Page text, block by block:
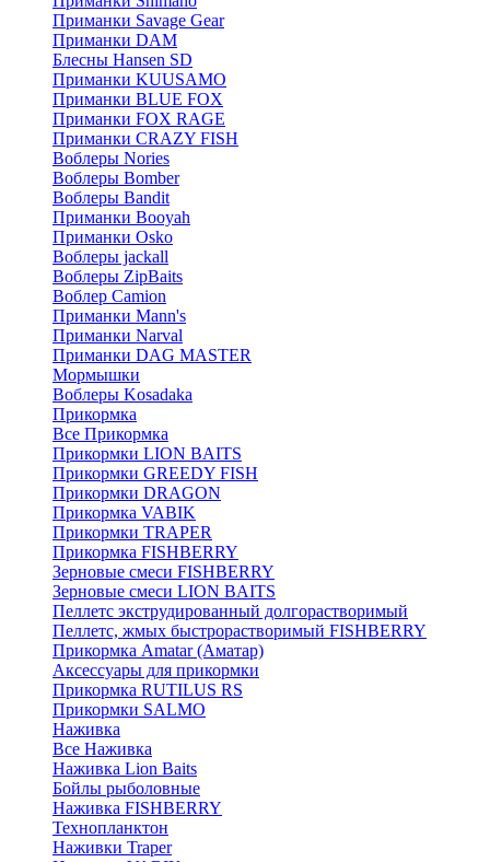
Приманки Savage Gear
Приманки DAM
Блесны Hansen SD
Приманки KUUSAMO
Приманки BLUE FOX
Приманки FOX RAGE
Приманки CRAZY FISH
Воблеры Nories
Воблеры Bomber
Воблеры Bandit
Приманки Booyah
Приманки Osko
Воблеры jackall
Воблеры ZipBaits
Воблер Camion
Приманки Mann's
Приманки Narval
Приманки DAG MASTER
Мормышки
Воблеры Kosadaka
Прикормка
Все Прикормка
Прикормки LION BAITS
Прикормки GREEDY FISH
Прикормки DRAGON
Прикормка VABIK
Прикормки TRAPER
Прикормка FISHBERRY
Зерновые смеси FISHBERRY
Зерновые смеси LION BAITS
Пеллетс экструдированный долгорастворимый
Пеллетс, жмых быстрорастворимый FISHBERRY
Прикормка Amatar (Аматар)
Аксессуары для прикормки
Прикормка RUTILUS RS
Прикормки SALMO
Наживка
Все Наживка
Наживка Lion Baits
Бойлы рыболовные
Наживка FISHBERRY
Технопланктон
Наживки Traper